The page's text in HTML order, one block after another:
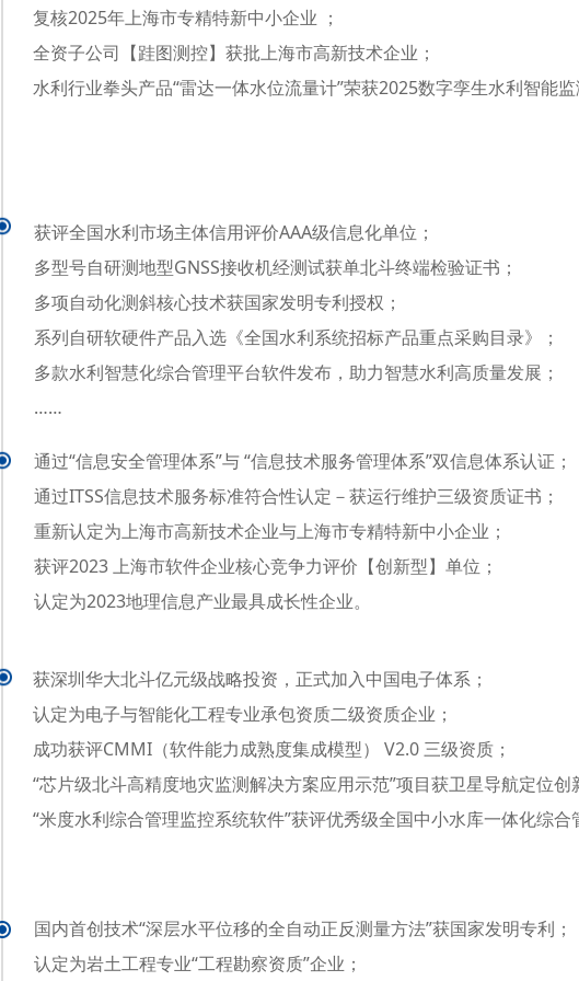
获评全国水利市场主体信用评价AAA级信息化单位；
多型号自研测地型GNSS接收机经测试获单北斗终端检验证书；
多项自动化测斜核心技术获国家发明专利授权；
系列自研软硬件产品入选《全国水利系统招标产品重点采购目录》；
多款水利智慧化综合管理平台软件发布，助力智慧水利高质量发展；
……
通过“信息安全管理体系”与 “信息技术服务管理体系”双信息体系认证；
通过ITSS信息技术服务标准符合性认定－获运行维护三级资质证书；
重新认定为上海市高新技术企业与上海市专精特新中小企业；
获评2023 上海市软件企业核心竞争力评价【创新型】单位；
认定为2023地理信息产业最具成长性企业。
获深圳华大北斗亿元级战略投资，正式加入中国电子体系；
认定为电子与智能化工程专业承包资质二级资质企业；
成功获评CMMI（软件能力成熟度集成模型） V2.0 三级资质；
“芯片级北斗高精度地灾监测解决方案应用示范”项目获卫星导航定位创
“米度水利综合管理监控系统软件”获评优秀级全国中小水库一体化综合
国内首创技术“深层水平位移的全自动正反测量方法”获国家发明专利；
认定为岩土工程专业“工程勘察资质”企业；
复核2025年上海市专精特新中小企业 ；
全资子公司【跬图测控】获批上海市高新技术企业；
水利行业拳头产品“雷达一体水位流量计”荣获2025数字孪生水利智能监